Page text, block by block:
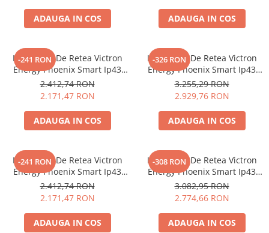
Jackery
Pecron
Oscal
Xtorm
Vezi toate statiile
Accesorii Statii de Alimentare
Kituri Generatoare Solare
Cauta dupa capacitate
Intre 1000-2000W
Intre 2000-3000W
Peste 3000W
Bluetti
ADAUGA IN COS ADAUGA IN COS
-241 RON
Incarcator De Retea Victron
Energy Phoenix Smart Ip43
Charger 12/30 (1+1)
2.412,74 RON
2.171,47 RON
ADAUGA IN COS
-326 RON
Incarcator De Retea Victron
Energy Phoenix Smart Ip43
Charger 12/50 (3)
3.255,29 RON
2.929,76 RON
ADAUGA IN COS
-241 RON
Incarcator De Retea Victron
Energy Phoenix Smart Ip43
Charger 24/16 (1+1)
2.412,74 RON
2.171,47 RON
ADAUGA IN COS
-308 RON
Incarcator De Retea Victron
Energy Phoenix Smart Ip43
Charger 24/25 (1+1)
3.082,95 RON
2.774,66 RON
ADAUGA IN COS